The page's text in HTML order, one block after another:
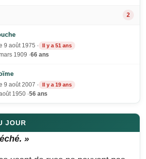
2
9 août 1975 · Il y a 51 ans
1909 ·66 ans
9 août 2007 · Il y a 19 ans
1950 ·56 ans
JOUR
»